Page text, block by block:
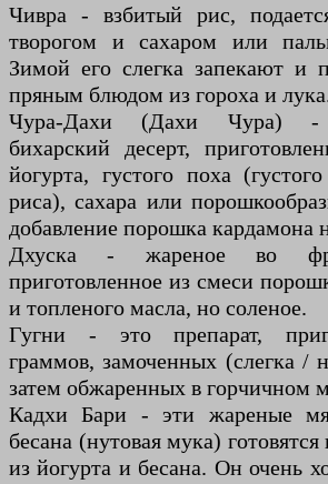
Чивра - взбитый рис,
творогом и сахаром или
Зимой его слегка запекают и
пряным блюдом из гороха и
Чура-Дахи (Дахи Чура) -
бихарский десерт,
йогурта, густого поха
риса), сахара или
добавление порошка кардамона
Дхуска - жареное во
приготовленное из смеси
и топленого масла, но соленое.
Гугни - это препарат,
граммов, замоченных (слегка /
затем обжаренных в горчичном
Кадхи Бари - эти жареные
бесана (нутовая мука)
из йогурта и бесана. Он очень